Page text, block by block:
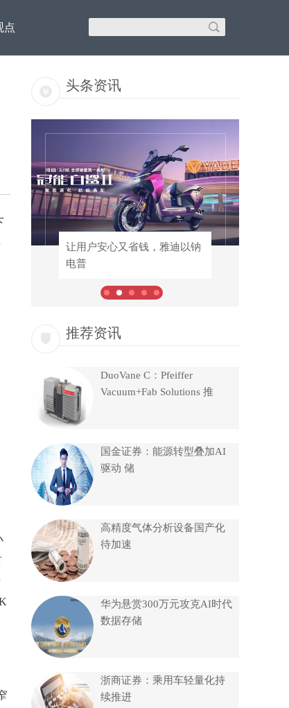
点
头条资讯
让用户安心又省钱，雅迪以钠
电普
老酒节全面向C、春糖全域布
局，
推荐资讯
DuoVane C：Pfeiffer
Vacuum+Fab Solutions 推
国金证券：能源转型叠加AI
驱动 储
高精度气体分析设备国产化
待加速
华为悬赏300万元攻克AI时代
数据存储
浙商证券：乘用车轻量化持
续推进